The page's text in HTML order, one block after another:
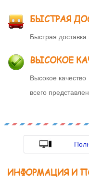
БЫСТРАЯ
Быстрая
ВЫСОКОЕ
Высокое качество
всего
ИНФОРМАЦИЯ И